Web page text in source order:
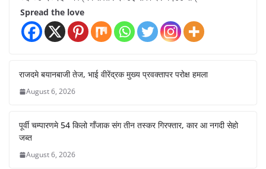
Spread the love
राजदमे बयानबाजी तेज, भाई वीरेंद्रक मुख्य प्रवक्तापर परोक्ष हमला
August 6, 2026
पूर्वी चम्पारणमे 54 किलो गाँजाक संग तीन तस्कर गिरफ्तार, कार आ नगदी सेहो
जब्त
August 6, 2026